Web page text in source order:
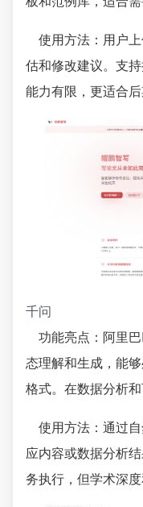
使用方法：用户
估和修改建议。支
能力有限，更适合后
千问
功能亮点：阿里
态理解和生成，能
格式。在数据分析
使用方法：通过
应内容或数据分析
务执行，但学术深度